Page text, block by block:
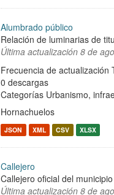
Alumbrado público
Relación de luminarias de
Última actualización 8 de
Frecuencia de actualización
0 descargas
Categorías Urbanismo,
Hornachuelos
JSON XML CSV XLSX
Callejero
Callejero oficial del
Última actualización 8 de